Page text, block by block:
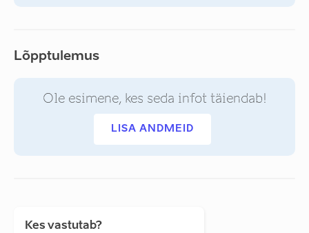
Lõpptulemus
Ole esimene, kes seda infot täiendab!
LISA ANDMEID
Kes vastutab?